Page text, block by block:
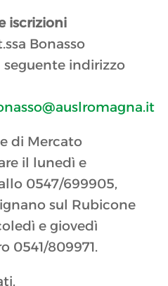
iscrizioni
Bonasso
seguente indirizzo
di Mercato
il lunedì e
0547/699905,
sul Rubicone
e giovedì
0541/809971.